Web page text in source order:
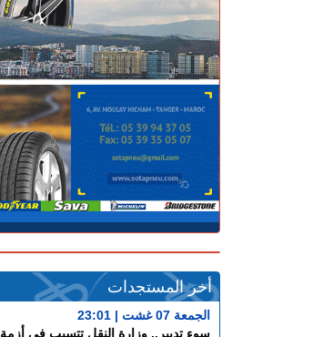
أخر المستجدات
الجمعة 07 غشت | 23:01
سوء تدبير.. وزارة النقل تتسبب في أزمة